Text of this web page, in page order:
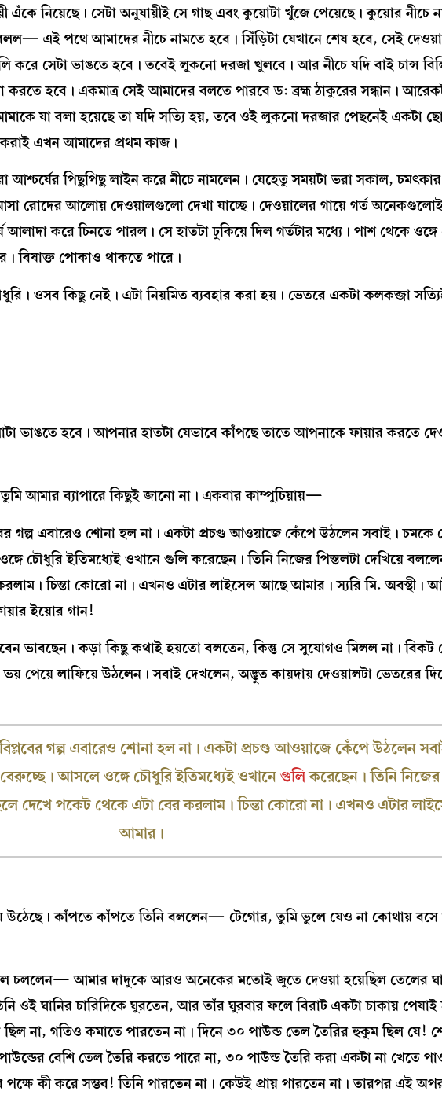
এঁকে নিয়েছে। সেটা অনুযায়ীই সে গাছ এবং কুয়োটা খুঁজে পেয়েছে। কুয়োর নীচে
এই পথে আমাদের নীচে নামতে হবে। সিঁড়িটা যেখানে শেষ হবে, সেই
সেটা ভাঙতে হবে। তবেই লুকনো দরজা খুলবে। আর নীচে যদি বাই চান্স
করতে হবে। একমাত্র সেই আমাদের বলতে পারবে ড: ব্রহ্ম ঠাকুরের সন্ধান।
যা বলা হয়েছে তা যদি সত্যি হয়, তবে ওই লুকনো দরজার পেছনেই একটা
এখন আমাদের প্রথম কাজ।
আশ্চর্যের পিছুপিছু লাইন করে নীচে নামলেন। যেহেতু সময়টা ভরা সকাল,
রোদের আলোয় দেওয়ালগুলো দেখা যাচ্ছে। দেওয়ালের গায়ে গর্ত
করে চিনতে পারল। সে হাতটা ঢুকিয়ে দিল গর্তটার মধ্যে। পাশ থেকে
বিষাক্ত পোকাও থাকতে পারে।
ওসব কিছু নেই। এটা নিয়মিত ব্যবহার করা হয়। ভেতরে একটা কলকব্জা
ভাঙতে হবে। আপনার হাতটা যেভাবে কাঁপছে তাতে আপনাকে ফায়ার করতে
আমার ব্যাপারে কিছুই জানো না। একবার কাম্পুচিয়ায়—
গল্প এবারেও শোনা হল না। একটা প্রচণ্ড আওয়াজে কেঁপে উঠলেন সবাই। চমকে
চৌধুরি ইতিমধ্যেই ওখানে গুলি করেছেন। তিনি নিজের পিস্তলটা দেখিয়ে
চিন্তা কোরো না। এখনও এটার লাইসেন্স আছে আমার। স্যরি মি.
ইয়োর গান!
ভাবছেন। কড়া কিছু কথাই হয়তো বলতেন, কিন্তু সে সুযোগও মিলল না। বিকট
পেয়ে লাফিয়ে উঠলেন। সবাই দেখলেন, অদ্ভুত কায়দায় দেওয়ালটা ভেতরের
বিপ্লবের গল্প এবারেও শোনা হল না। একটা প্রচণ্ড আওয়াজে কেঁপে উঠলেন
আসলে ওঙ্গে চৌধুরি ইতিমধ্যেই ওখানেগুলিকরেছেন। তিনি নিজের
দেখে পকেট থেকে এটা বের করলাম। চিন্তা কোরো না। এখনও এটার
আমার।
উঠেছে। কাঁপতে কাঁপতে তিনি বললেন— টেগোর, তুমি ভুলে যেও না কোথায়
বলে চললেন— আমার দাদুকে আরও অনেকের মতোই জুতে দেওয়া হয়েছিল তেলের
ওই ঘানির চারিদিকে ঘুরতেন, আর তাঁর ঘুরবার ফলে বিরাট একটা চাকায়
না, গতিও কমাতে পারতেন না। দিনে ৩০ পাউন্ড তেল তৈরির হুকুম ছিল যে!
বেশি তেল তৈরি করতে পারে না, ৩০ পাউন্ড তৈরি করা একটা না খেতে
পক্ষে কী করে সম্ভব! তিনি পারতেন না। কেউই প্রায় পারতেন না। তারপর এই